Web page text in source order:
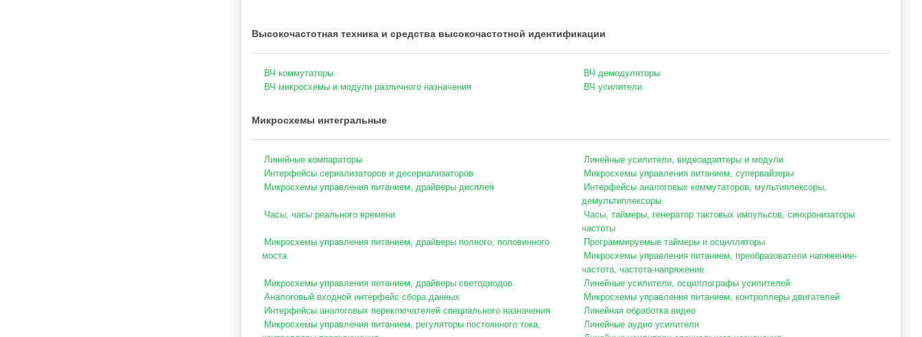
Высокочастотная техника и средства высокочастотной идентификации
ВЧ коммутаторы
ВЧ демодуляторы
ВЧ микросхемы и модули различного назначения
ВЧ усилители
Микросхемы интегральные
Линейные компараторы
Линейные усилители, видеоадаптеры и модули
Интерфейсы сериализаторов и десериализаторов
Микросхемы управления питанием, супервайзеры
Микросхемы управления питанием, драйверы дисплея
Интерфейсы аналоговых коммутаторов, мультиплексоры,
демультиплексоры
Часы, часы реального времени
Часы, таймеры, генератор тактовых импульсов, синхронизаторы
частоты
Микросхемы управления питанием, драйверы полного, половинного
моста
Программируемые таймеры и осцилляторы
Микросхемы управления питанием, преобразователи напяжение-
частота, частота-напряжение
Микросхемы управления питанием, драйверы светодиодов
Линейные усилители, осциллографы усилителей
Аналоговый входной интерфейс сбора данных
Микросхемы управления питанием, контроллеры двигателей
Интерфейсы аналоговых переключателей специального назначения
Линейная обработка видео
Микросхемы управления питанием, регуляторы постоянного тока,
Линейные аудио усилители